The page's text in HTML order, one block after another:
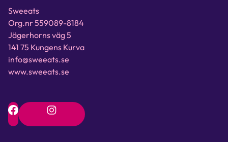
Sweeats
Org.nr 559089-8184
Jägerhorns väg 5
141 75 Kungens Kurva
info@sweeats.se
www.sweeats.se